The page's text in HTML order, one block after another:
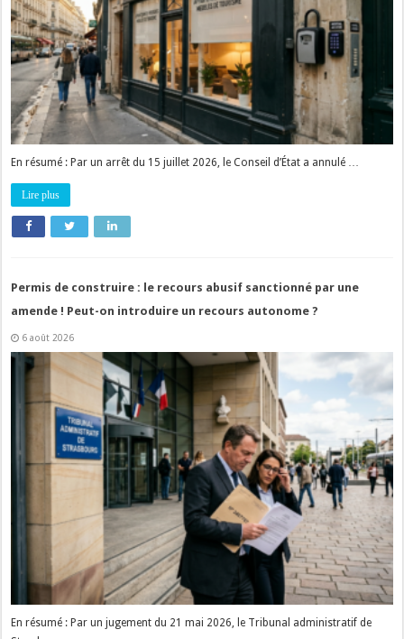
En résumé : Par un arrêt du 15 juillet 2026, le Conseil d’État a annulé …
Lire plus
Permis de construire : le recours abusif sanctionné par une
amende ! Peut-on introduire un recours autonome ?
6 août 2026
En résumé : Par un jugement du 21 mai 2026, le Tribunal administratif de